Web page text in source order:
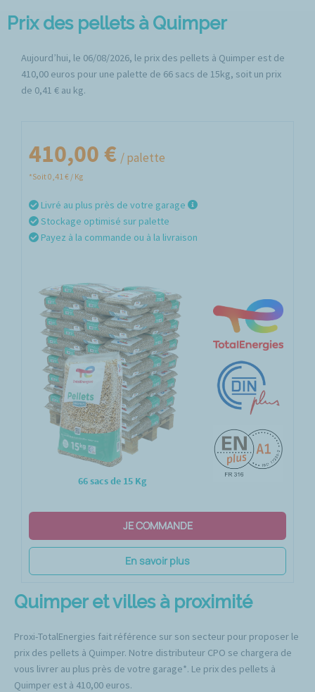
Prix des pellets à Quimper
Aujourd’hui, le 06/08/2026, le prix des pellets à Quimper est de
410,00 euros pour une palette de 66 sacs de 15kg, soit un prix
de 0,41 € au kg.
66 sacs de 15 Kg
410,00 € / palette
*Soit 0,41 € / Kg
Livré au plus près de votre garage
Stockage optimisé sur palette
Payez à la commande ou à la livraison
JE COMMANDE
En savoir plus
Quimper et villes à proximité
Proxi-TotalEnergies fait référence sur son secteur pour proposer le
prix des pellets à Quimper. Notre distributeur CPO se chargera de
vous livrer au plus près de votre garage*. Le prix des pellets à
Quimper est à 410,00 euros.